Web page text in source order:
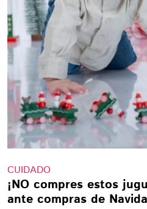
CUIDADO
¡NO compres estos
ante compras de